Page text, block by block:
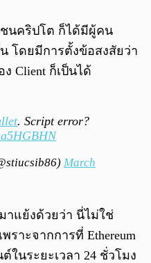
นคริปโต ก็ได้มีผู้คน
โดยมีการตั้งข้อสงสัยว่า
Client ก็เป็นได้
. Script error?
March
าแย้งด้วยว่า นี่ไม่ใช่
ราะจากการที่ Ethereum
ในระยะเวลา 24 ชั่วโมง